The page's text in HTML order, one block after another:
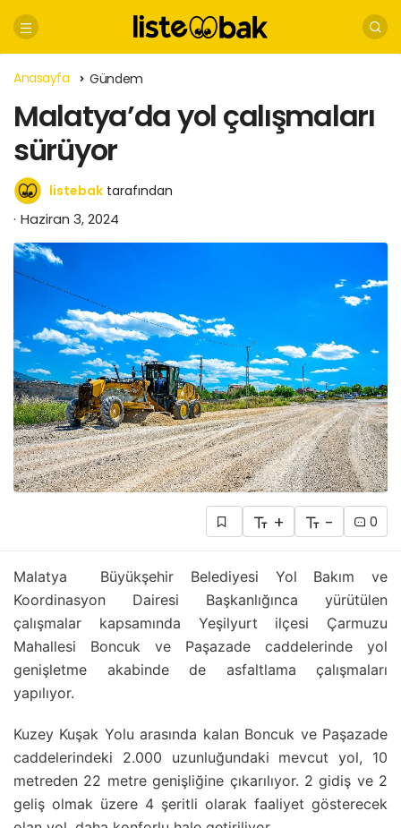
Anasayfa Gündem
Malatya’da yol çalışmaları
sürüyor
listebak tarafından
Haziran 3, 2024
+ - 0
Malatya Büyükşehir Belediyesi Yol Bakım ve
Koordinasyon Dairesi Başkanlığınca yürütülen
çalışmalar kapsamında Yeşilyurt ilçesi Çarmuzu
Mahallesi Boncuk ve Paşazade caddelerinde yol
genişletme akabinde de asfaltlama çalışmaları
yapılıyor.
Kuzey Kuşak Yolu arasında kalan Boncuk ve Paşazade
caddelerindeki 2.000 uzunluğundaki mevcut yol, 10
metreden 22 metre genişliğine çıkarılıyor. 2 gidiş ve 2
geliş olmak üzere 4 şeritli olarak faaliyet gösterecek